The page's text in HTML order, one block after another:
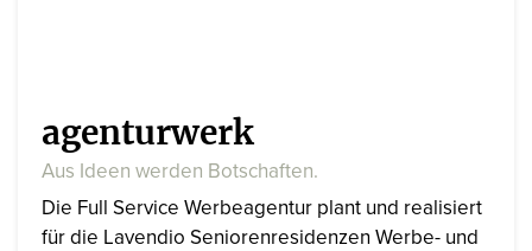
agenturwerk
Aus Ideen werden Botschaften.
Die Full Service Werbeagentur plant und realisiert
für die Lavendio Seniorenresidenzen Werbe- und